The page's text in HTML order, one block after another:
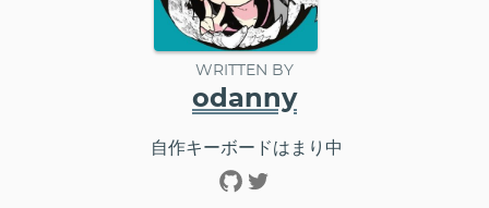
WRITTEN BY
odanny
自作キーボードはまり中